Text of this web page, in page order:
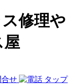
修理や
屋
せ
タップ